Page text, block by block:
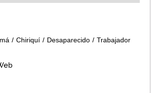
Chiriquí Desaparecido
Trabajador